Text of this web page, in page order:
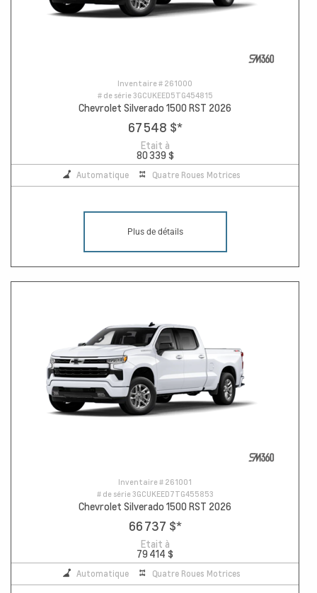
Inventaire # 261000
# de série3GCUKEED5TG454815
Chevrolet Silverado 1500 RST 2026
67 548 $*
Etait à
80 339 $
Automatique Quatre Roues Motrices
Plus de détails
Inventaire # 261001
# de série3GCUKEED7TG455853
Chevrolet Silverado 1500 RST 2026
66 737 $*
Etait à
79 414 $
Automatique Quatre Roues Motrices